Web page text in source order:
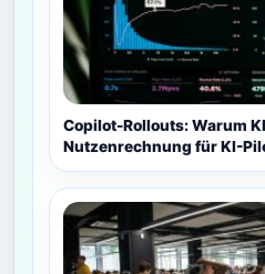
Copilot-Rollouts: Warum
Nutzenrechnung für KI-